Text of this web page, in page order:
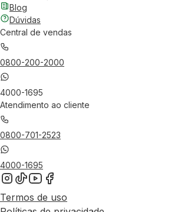
Blog
Dúvidas
Central de vendas
0800-200-2000
4000-1695
Atendimento ao cliente
0800-701-2523
4000-1695
Termos de uso